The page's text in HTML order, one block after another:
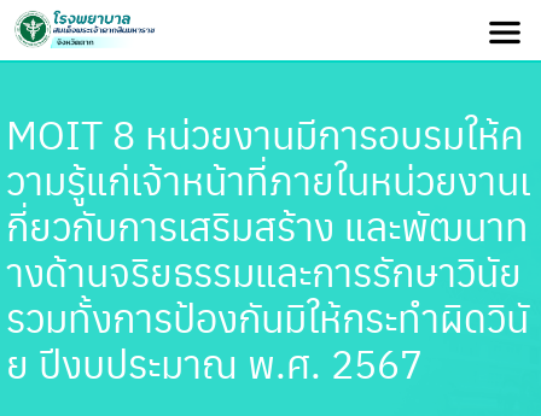
MOIT 8 หน่วยงานมีการอบรมให้ค
วามรู้แก่เจ้าหน้าที่ภายในหน่วยงานเ
กี่ยวกับการเสริมสร้าง และพัฒนาท
างด้านจริยธรรมและการรักษาวินัย
รวมทั้งการป้องกันมิให้กระทำผิดวินั
ย ปีงบประมาณ พ.ศ. 2567